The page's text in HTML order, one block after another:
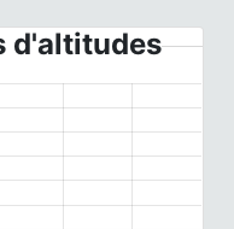
d'altitudes